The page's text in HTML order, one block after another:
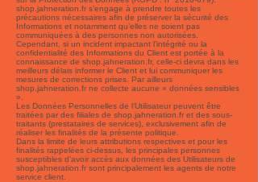
shop.jahneration.fr s’engage à prendre toutes les
précautions nécessaires afin de préserver la sécurité des
Informations et notamment qu’elles ne soient pas
communiquées à des personnes non autorisées.
Cependant, si un incident impactant l’intégrité ou la
confidentialité des Informations du Client est portée à la
connaissance de shop.jahneration.fr, celle-ci devra dans les
meilleurs délais informer le Client et lui communiquer les
mesures de corrections prises. Par ailleurs
shop.jahneration.fr ne collecte aucune « données sensibles
».
Les Données Personnelles de l’Utilisateur peuvent être
traitées par des filiales de shop.jahneration.fr et des sous-
traitants (prestataires de services), exclusivement afin de
réaliser les finalités de la présente politique.
Dans la limite de leurs attributions respectives et pour les
finalités rappelées ci-dessus, les principales personnes
susceptibles d’avoir accès aux données des Utilisateurs de
shop.jahneration.fr sont principalement les agents de notre
service client.